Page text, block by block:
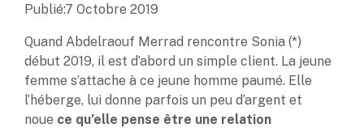
Publié:7 Octobre 2019
Quand Abdelraouf Merrad rencontre Sonia (*)
début 2019, il est d’abord un simple client. La jeune
femme s’attache à ce jeune homme paumé. Elle
l’héberge, lui donne parfois un peu d’argent et
noue ce qu’elle pense être une relation